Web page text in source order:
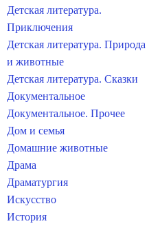
Детская литература.
Приключения
Детская литература. Природа
и животные
Детская литература. Сказки
Документальное
Документальное. Прочее
Дом и семья
Домашние животные
Драма
Драматургия
Искусство
История